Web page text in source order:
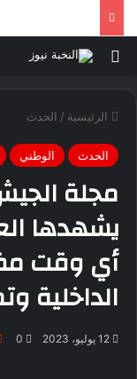
بحث عن
الرئيسية / الحدث
الحدث الوطني
مجلة
يشهدها
أي وقت
الداخلية
12 يوليو، 2023 0